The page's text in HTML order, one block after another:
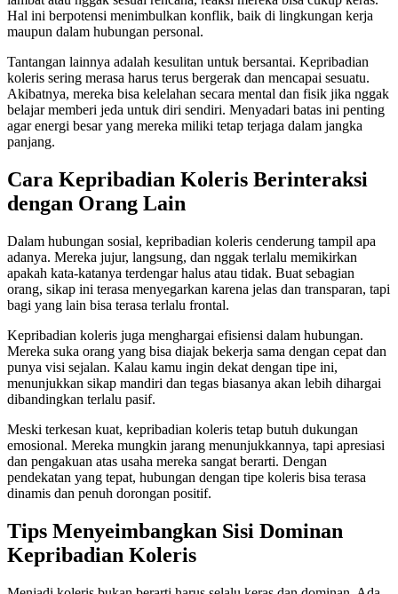
Hal ini berpotensi menimbulkan konflik, baik di lingkungan kerja
maupun dalam hubungan personal.
Tantangan lainnya adalah kesulitan untuk bersantai. Kepribadian
koleris sering merasa harus terus bergerak dan mencapai sesuatu.
Akibatnya, mereka bisa kelelahan secara mental dan fisik jika nggak
belajar memberi jeda untuk diri sendiri. Menyadari batas ini penting
agar energi besar yang mereka miliki tetap terjaga dalam jangka
panjang.
Cara Kepribadian Koleris Berinteraksi
dengan Orang Lain
Dalam hubungan sosial, kepribadian koleris cenderung tampil apa
adanya. Mereka jujur, langsung, dan nggak terlalu memikirkan
apakah kata-katanya terdengar halus atau tidak. Buat sebagian
orang, sikap ini terasa menyegarkan karena jelas dan transparan, tapi
bagi yang lain bisa terasa terlalu frontal.
Kepribadian koleris juga menghargai efisiensi dalam hubungan.
Mereka suka orang yang bisa diajak bekerja sama dengan cepat dan
punya visi sejalan. Kalau kamu ingin dekat dengan tipe ini,
menunjukkan sikap mandiri dan tegas biasanya akan lebih dihargai
dibandingkan terlalu pasif.
Meski terkesan kuat, kepribadian koleris tetap butuh dukungan
emosional. Mereka mungkin jarang menunjukkannya, tapi apresiasi
dan pengakuan atas usaha mereka sangat berarti. Dengan
pendekatan yang tepat, hubungan dengan tipe koleris bisa terasa
dinamis dan penuh dorongan positif.
Tips Menyeimbangkan Sisi Dominan
Kepribadian Koleris